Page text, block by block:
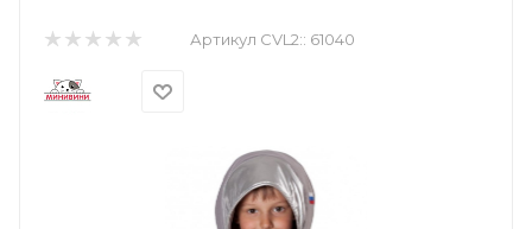
Артикул CVL2:: 61040